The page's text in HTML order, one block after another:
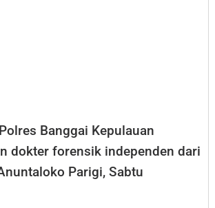
Banggai Kepulauan
dokter forensik independen dari
Parigi, Sabtu